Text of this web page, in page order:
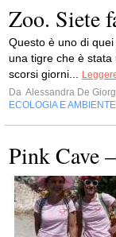
Zoo. Siete
Questo è uno di
una tigre che è stata
scorsi giorni...
Da Alessandra De
ECOLOGIA E AMBIENTE
Pink Cave